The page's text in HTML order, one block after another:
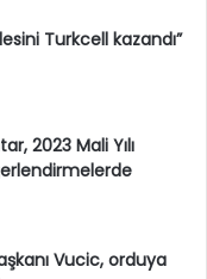
Turkcell kazandı”
2023 Mali Yılı
Vucic, orduya